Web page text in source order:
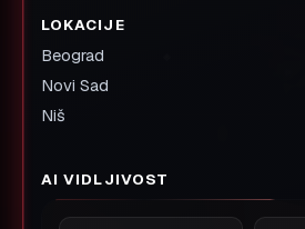
LOKACIJE
Beograd
Novi Sad
Niš
AI VIDLJIVOST